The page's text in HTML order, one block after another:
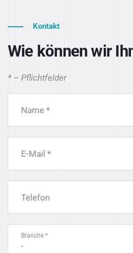
Kontakt
Wie können wir
* – Pflichtfelder
Name *
E-Mail *
Telefon
Branche *
-